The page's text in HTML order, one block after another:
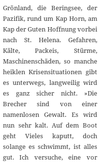
Grönland, die Beringsee, der
Pazifik, rund um Kap Horn, am
Kap der Guten Hoffnung vorbei
nach St. Helena. Gefahren,
Kälte, Packeis, Stürme,
Maschinenschäden, so manche
heiklen Krisensituationen gibt
es unterwegs, langweilig wird
es ganz sicher nicht. »Die
Brecher sind von einer
namenlosen Gewalt. Es wird
nun sehr kalt. Auf dem Boot
geht Vieles kaputt, doch
solange es schwimmt, ist alles
gut. Ich versuche, eine vor